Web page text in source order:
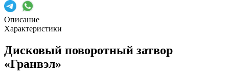
Описание
Характеристики
Дисковый поворотный затвор
«Гранвэл»